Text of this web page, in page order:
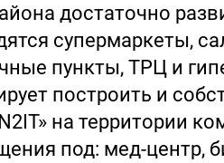
достаточно
супермаркеты,
пункты, ТРЦ и
построить и
на территории
под: мед-центр,